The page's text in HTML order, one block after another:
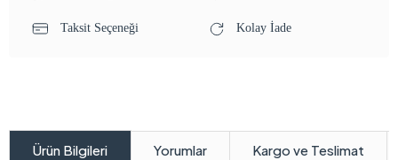
Taksit Seçeneği Kolay İade
Ürün Bilgileri Yorumlar Kargo ve Teslimat